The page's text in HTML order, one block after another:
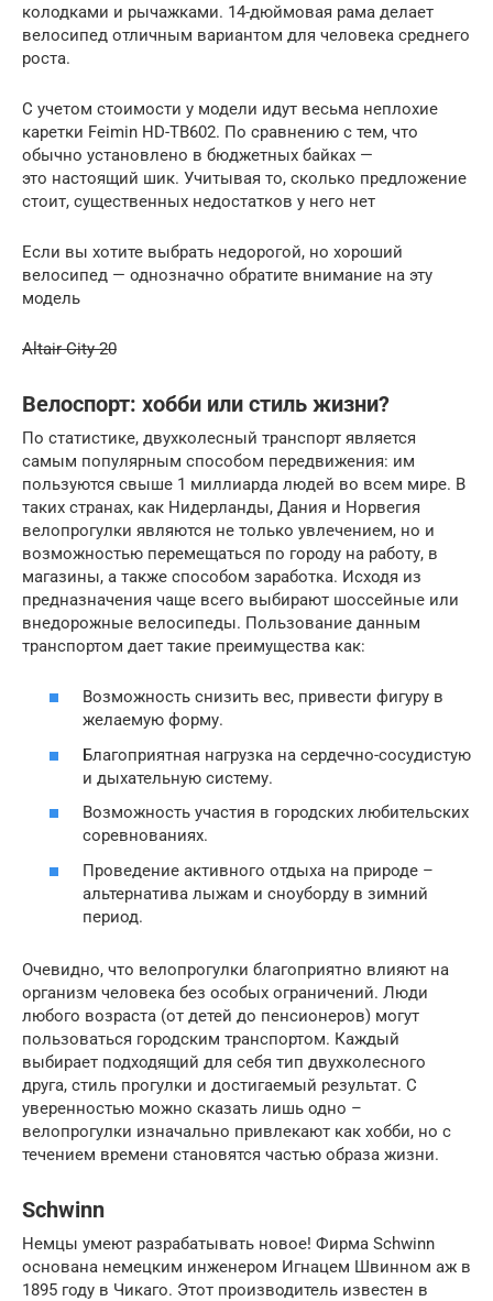
колодками и рычажками. 14-дюймовая рама делает
велосипед отличным вариантом для человека среднего
роста.
С учетом стоимости у модели идут весьма неплохие
каретки Feimin HD-TB602. По сравнению с тем, что
обычно установлено в бюджетных байках —
это настоящий шик. Учитывая то, сколько предложение
стоит, существенных недостатков у него нет
Если вы хотите выбрать недорогой, но хороший
велосипед — однозначно обратите внимание на эту
модель
Altair City 20
Велоспорт: хобби или стиль жизни?
По статистике, двухколесный транспорт является
самым популярным способом передвижения: им
пользуются свыше 1 миллиарда людей во всем мире. В
таких странах, как Нидерланды, Дания и Норвегия
велопрогулки являются не только увлечением, но и
возможностью перемещаться по городу на работу, в
магазины, а также способом заработка. Исходя из
предназначения чаще всего выбирают шоссейные или
внедорожные велосипеды. Пользование данным
транспортом дает такие преимущества как:
Возможность снизить вес, привести фигуру в
желаемую форму.
Благоприятная нагрузка на сердечно-сосудистую
и дыхательную систему.
Возможность участия в городских любительских
соревнованиях.
Проведение активного отдыха на природе –
альтернатива лыжам и сноуборду в зимний
период.
Очевидно, что велопрогулки благоприятно влияют на
организм человека без особых ограничений. Люди
любого возраста (от детей до пенсионеров) могут
пользоваться городским транспортом. Каждый
выбирает подходящий для себя тип двухколесного
друга, стиль прогулки и достигаемый результат. С
уверенностью можно сказать лишь одно –
велопрогулки изначально привлекают как хобби, но с
течением времени становятся частью образа жизни.
Schwinn
Немцы умеют разрабатывать новое! Фирма Schwinn
основана немецким инженером Игнацем Швинном аж в
1895 году в Чикаго. Этот производитель известен в